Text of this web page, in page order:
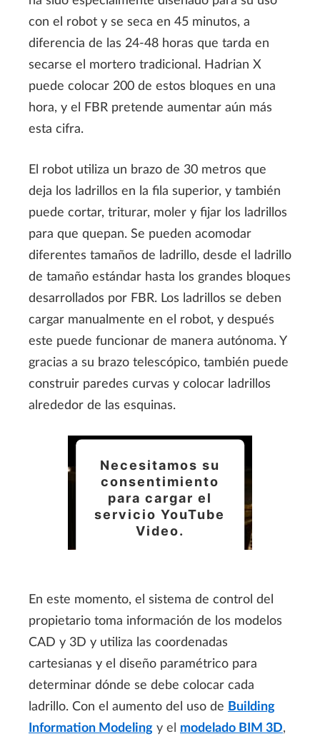
con el robot y se seca en 45 minutos, a
diferencia de las 24-48 horas que tarda en
secarse el mortero tradicional. Hadrian X
puede colocar 200 de estos bloques en una
hora, y el FBR pretende aumentar aún más
esta cifra.
El robot utiliza un brazo de 30 metros que
deja los ladrillos en la fila superior, y también
puede cortar, triturar, moler y fijar los ladrillos
para que quepan. Se pueden acomodar
diferentes tamaños de ladrillo, desde el ladrillo
de tamaño estándar hasta los grandes bloques
desarrollados por FBR. Los ladrillos se deben
cargar manualmente en el robot, y después
este puede funcionar de manera autónoma. Y
gracias a su brazo telescópico, también puede
construir paredes curvas y colocar ladrillos
alrededor de las esquinas.
Necesitamos su
consentimiento
para cargar el
servicio YouTube
Video.
incrustar contenido de
su actividad. Le
En este momento, el sistema de control del
propietario toma información de los modelos
CAD y 3D y utiliza las coordenadas
cartesianas y el diseño paramétrico para
determinar dónde se debe colocar cada
ladrillo. Con el aumento del uso de Building
Information Modeling y el modelado BIM 3D,